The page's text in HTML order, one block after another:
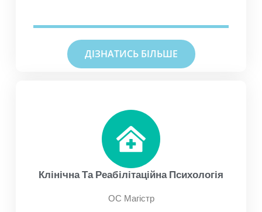
ДІЗНАТИСЬ БІЛЬШЕ
Клінічна Та Реабілітаційна Психологія
ОС Магістр